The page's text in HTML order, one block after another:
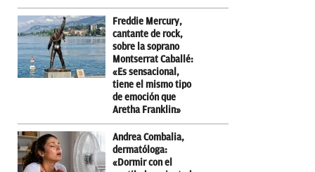
Freddie Mercury,
cantante de rock,
sobre la soprano
Montserrat Caballé:
«Es sensacional,
tiene el mismo tipo
de emoción que
Aretha Franklin»
Andrea Combalia,
dermatóloga:
«Dormir con el